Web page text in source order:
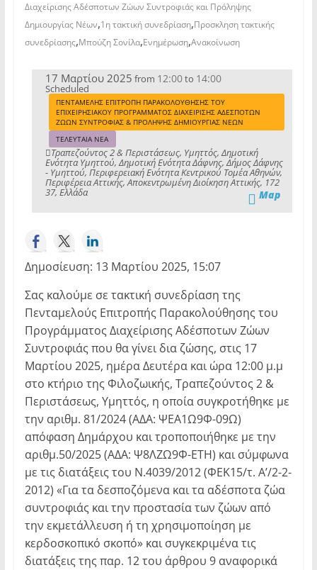
Διαχείρισης Αδέσποτων Ζώων Συντροφιάς και Πρόληψης
Δημιουργίας Νέων,1η τακτική συνεδρίαση,Προσκληση τακτικής
συνεδρίασης,Μπούζη Σονίλα,Ενημέρωση,Ανακοίνωση
17 Μαρτίου 2025 from 12:00to 14:00
Scheduled
ΠΕΝΤΑΜΕΛΗΣ ΕΠΙΤΡΟΠΗ ΠΑΡΑΚΟΛΟΥΘΗΣΗΣ ΤΟΥ
ΕΠΙΧΕΙΡΗΣΙΑΚΟΥ ΠΡΟΓΡΑΜΜΑΤΟΣ ΔΙΑΧΕΙΡΙΣΗΣ ΑΔΕΣΠΟΤΩΝ
ΖΩΩΝ ΣΥΝΤΡΟΦΙΑΣ & ΠΡΟΛΗΨΗΣ ΔΗΜΙΟΥΡΓΙΑΣ ΝΕΩΝ
ΤΕΛΕΥΤΑΙΑ ΝΕΑ
Τραπεζούντος 2 & Περιστάσεως, Υμηττός, Δημοτική
Ενότητα Υμηττού, Δημοτική Ενότητα Δάφνης, Δήμος Δάφνης
- Υμηττού, Περιφερειακή Ενότητα Κεντρικού Τομέα Αθηνών,
Περιφέρεια Αττικής, Αποκεντρωμένη Διοίκηση Αττικής, 172
37, Ελλάδα Map
Δημοσίευση: 13 Μαρτίου 2025, 15:07
Σας καλούμε σε τακτική συνεδρίαση της
Πενταμελούς Επιτροπής Παρακολούθησης του
Προγράμματος Διαχείρισης Αδέσποτων Ζώων
Συντροφιάς που θα γίνει δια ζώσης, στις 17
Μαρτίου 2025, ημέρα Δευτέρα και ώρα 12:00 μ.μ
στο κτήριο της Φιλοζωικής, Τραπεζούντος 2 &
Περιστάσεως, Υμηττός, η οποία συγκροτήθηκε με
την αριθμ. 81/2024 (ΑΔΑ: ΨΕΑ1Ω9Φ-09Ω)
απόφαση Δημάρχου και τροποποιήθηκε με την
αριθμ.50/2025 (ΑΔΑ: Ψ8ΛΖΩ9Φ-ΕΤΗ) και σύμφωνα
με τις διατάξεις του Ν.4039/2012 (ΦΕΚ15/τ. Α’/2-2-
2012) «Για τα δεσποζόμενα και τα αδέσποτα ζώα
συντροφιάς και την προστασία των ζώων από
την εκμετάλλευση ή τη χρησιμοποίηση με
κερδοσκοπικό σκοπό» και συγκεκριμένα τις
διατάξεις της παρ. 12 του άρθρου 9 αναφορικά